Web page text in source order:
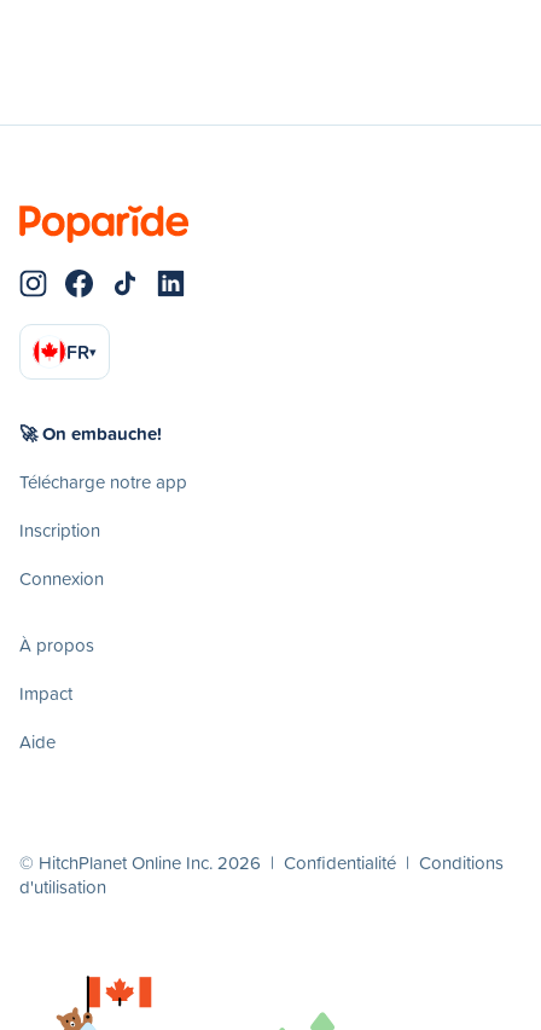
FR▾
🚀 On embauche!
Télécharge notre app
Inscription
Connexion
À propos
Impact
Aide
© HitchPlanet Online Inc. 2026 | Confidentialité | Conditions
d'utilisation